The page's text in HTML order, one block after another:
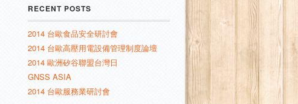
RECENT POSTS
2014 台歐食品安全研討會
2014 台歐高壓用電設備管理制度論壇
2014 歐洲矽谷聯盟台灣日
GNSS ASIA
2014 台歐服務業研討會